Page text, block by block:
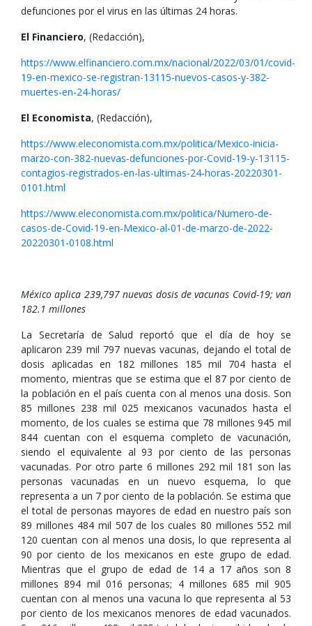
defunciones por el virus en las últimas 24 horas.
El Financiero, (Redacción),
https://www.elfinanciero.com.mx/nacional/2022/03/01/covid-
19-en-mexico-se-registran-13115-nuevos-casos-y-382-
muertes-en-24-horas/
El Economista, (Redacción),
https://www.eleconomista.com.mx/politica/Mexico-inicia-
marzo-con-382-nuevas-defunciones-por-Covid-19-y-13115-
contagios-registrados-en-las-ultimas-24-horas-20220301-
0101.html
https://www.eleconomista.com.mx/politica/Numero-de-
casos-de-Covid-19-en-Mexico-al-01-de-marzo-de-2022-
20220301-0108.html
México aplica 239,797 nuevas dosis de vacunas Covid-19; van
182.1 millones
La Secretaría de Salud reportó que el día de hoy se
aplicaron 239 mil 797 nuevas vacunas, dejando el total de
dosis aplicadas en 182 millones 185 mil 704 hasta el
momento, mientras que se estima que el 87 por ciento de
la población en el país cuenta con al menos una dosis. Son
85 millones 238 mil 025 mexicanos vacunados hasta el
momento, de los cuales se estima que 78 millones 945 mil
844 cuentan con el esquema completo de vacunación,
siendo el equivalente al 93 por ciento de las personas
vacunadas. Por otro parte 6 millones 292 mil 181 son las
personas vacunadas en un nuevo esquema, lo que
representa a un 7 por ciento de la población. Se estima que
el total de personas mayores de edad en nuestro país son
89 millones 484 mil 507 de los cuales 80 millones 552 mil
120 cuentan con al menos una dosis, lo que representa al
90 por ciento de los mexicanos en este grupo de edad.
Mientras que el grupo de edad de 14 a 17 años son 8
millones 894 mil 016 personas; 4 millones 685 mil 905
cuentan con al menos una vacuna lo que representa al 53
por ciento de los mexicanos menores de edad vacunados.